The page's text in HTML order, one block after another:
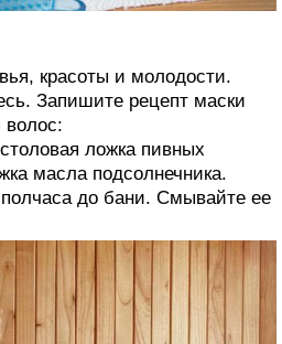
красоты и молодости.
Запишите рецепт маски
волос:
ложка пивных
масла подсолнечника.
до бани. Смывайте ее